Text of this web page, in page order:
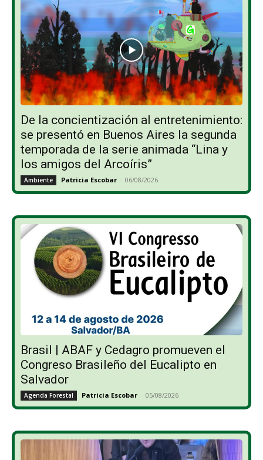
De la concientización al entretenimiento:
se presentó en Buenos Aires la segunda
temporada de la serie animada “Lina y
los amigos del Arcoíris”
Ambiente Patricia Escobar - 06/08/2026
Brasil | ABAF y Cedagro promueven el
Congreso Brasileño del Eucalipto en
Salvador
Agenda Forestal Patricia Escobar - 05/08/2026